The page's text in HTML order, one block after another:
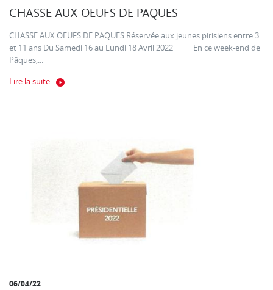
CHASSE AUX OEUFS DE PAQUES
CHASSE AUX OEUFS DE PAQUES Réservée aux jeunes pirisiens entre 3
et 11 ans Du Samedi 16 au Lundi 18 Avril 2022 En ce week-end de
Pâques,...
Lire la suite
06/04/22